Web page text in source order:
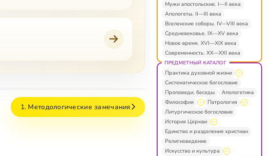
1. Методологические замечания
Мужи апостольские. I—II века
Апологеты. II—III века
Вселенские соборы. IV—VIII века
Средневековье. IX—XV века
Новое время. XVI—XIX века
Современность. XX—XXI века
ПРЕДМЕТНЫЙ КАТАЛОГ
Практика духовной жизни
Систематическое богословие
Проповеди, беседы
Апологетика
Философия
Патрология
Литургическое богословие
История Церкви
Единство и разделения христиан
Религиоведение
Искусство и культура